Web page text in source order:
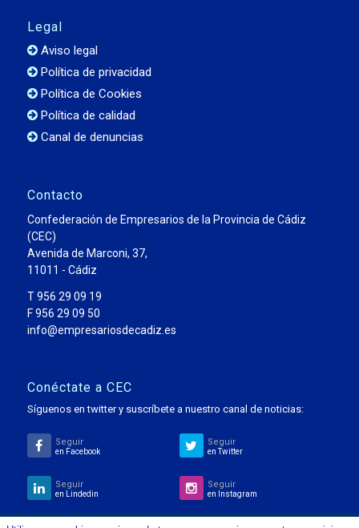
Legal
Aviso legal
Política de privacidad
Política de Cookies
Política de calidad
Canal de denuncias
Contacto
Confederación de Empresarios de la Provincia de Cádiz
(CEC)
Avenida de Marconi, 37,
11011 - Cádiz
T 956 29 09 19
F 956 29 09 50
info@empresariosdecadiz.es
Conéctate a CEC
Síguenos en twitter y suscríbete a nuestro canal de noticias:
Seguir
en Facebook
Seguir
en Twitter
Seguir
en Lindedin
Seguir
en Instagram